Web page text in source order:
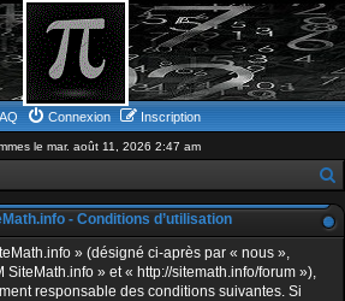
Connexion Inscription
le mar. août 11, 2026 2:47 am
e
- Conditions d’utilisation
» (désigné ci-après par « nous »,
SiteMath.info » et « http://sitemath.info/forum »),
responsable des conditions suivantes. Si